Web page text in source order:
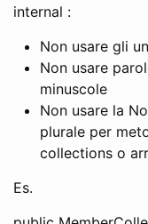
internal :
Non usare gli
Non usare
minuscole
Non usare la
plurale per
collections o
Es.